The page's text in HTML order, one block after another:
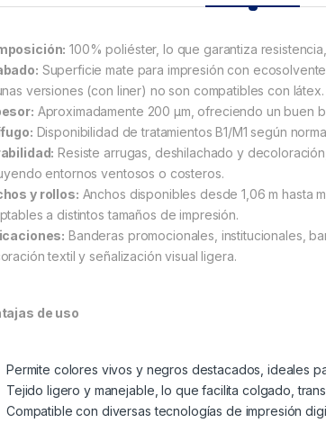
100% poliéster, lo que garantiza
Superficie mate para impresión con
versiones (con liner) no son compatibles con látex.
Aproximadamente 200 μm, ofreciendo un buen
Disponibilidad de tratamientos B1/M1 según
Resiste arrugas, deshilachado y
entornos ventosos o costeros.
y rollos: Anchos disponibles desde 1,06 m hasta
a distintos tamaños de impresión.
Banderas promocionales, institucionales,
textil y señalización visual ligera.
de uso
Permite colores vivos y negros destacados, ideales
Tejido ligero y manejable, lo que facilita colgado,
Compatible con diversas tecnologías de impresión